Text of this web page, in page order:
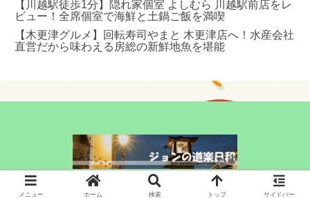
【川越駅徒歩1分】隠れ家個室 よしむら 川越駅前店をレ
ビュー！全席個室で海鮮と土鍋ご飯を満喫
【木更津グルメ】回転寿司やまと 木更津店へ！水産会社
直営だから味わえる房総の新鮮地魚を堪能
© 2023 ジョンBLOG.
メニュー ホーム 検索 トップ サイドバー